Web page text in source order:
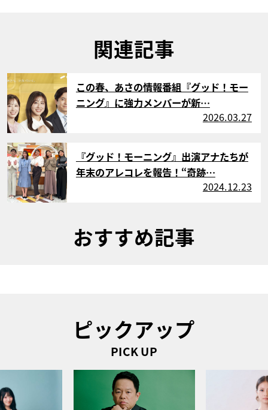
関連記事
サムネイル
この春、あさの情報番組『グッド！モー
ニング』に強力メンバーが新…
2026.03.27
サムネイル
『グッド！モーニング』出演アナたちが
年末のアレコレを報告！“奇跡…
2024.12.23
おすすめ記事
ピックアップ
PICK UP